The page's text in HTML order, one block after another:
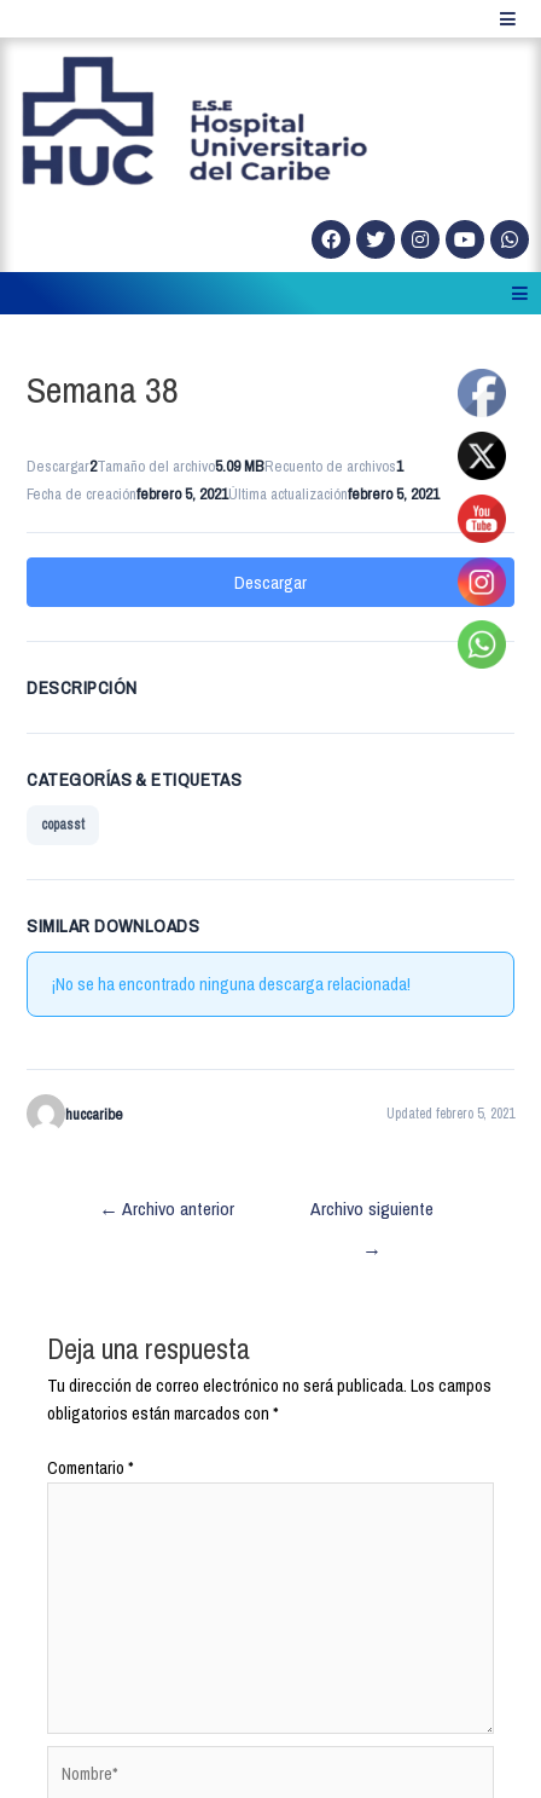
Semana 38
Descargar2Tamaño del archivo5.09 MBRecuento de archivos1
Fecha de creaciónfebrero 5, 2021Última actualizaciónfebrero 5, 2021
Descargar
DESCRIPCIÓN
CATEGORÍAS & ETIQUETAS
copasst
SIMILAR DOWNLOADS
¡No se ha encontrado ninguna descarga relacionada!
huccaribe Updated febrero 5, 2021
← Archivo anterior
Archivo siguiente
→
Deja una respuesta
Tu dirección de correo electrónico no será publicada. Los campos
obligatorios están marcados con*
Comentario*